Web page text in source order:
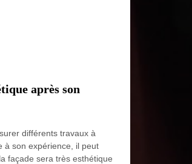
après son
différents travaux à
à son expérience, il peut
façade sera très esthétique